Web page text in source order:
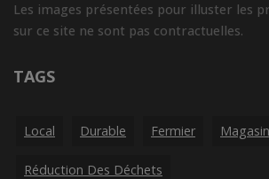
Les images présentées pour illuster les
sur ce site ne sont pas contractuelles.
TAGS
Local Durable Fermier Magasin
Réduction Des Déchets